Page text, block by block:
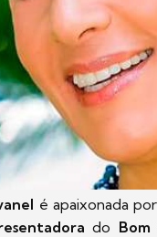
é apaixonada
do